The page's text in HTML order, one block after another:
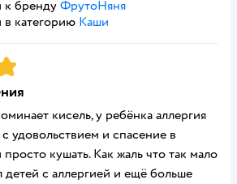
к бренду ФрутоНяня
категорию Каши
кисель, у ребёнка аллергия
удовольствием и спасение в
кушать. Как жаль что так мало
детей с аллергией и ещё больше